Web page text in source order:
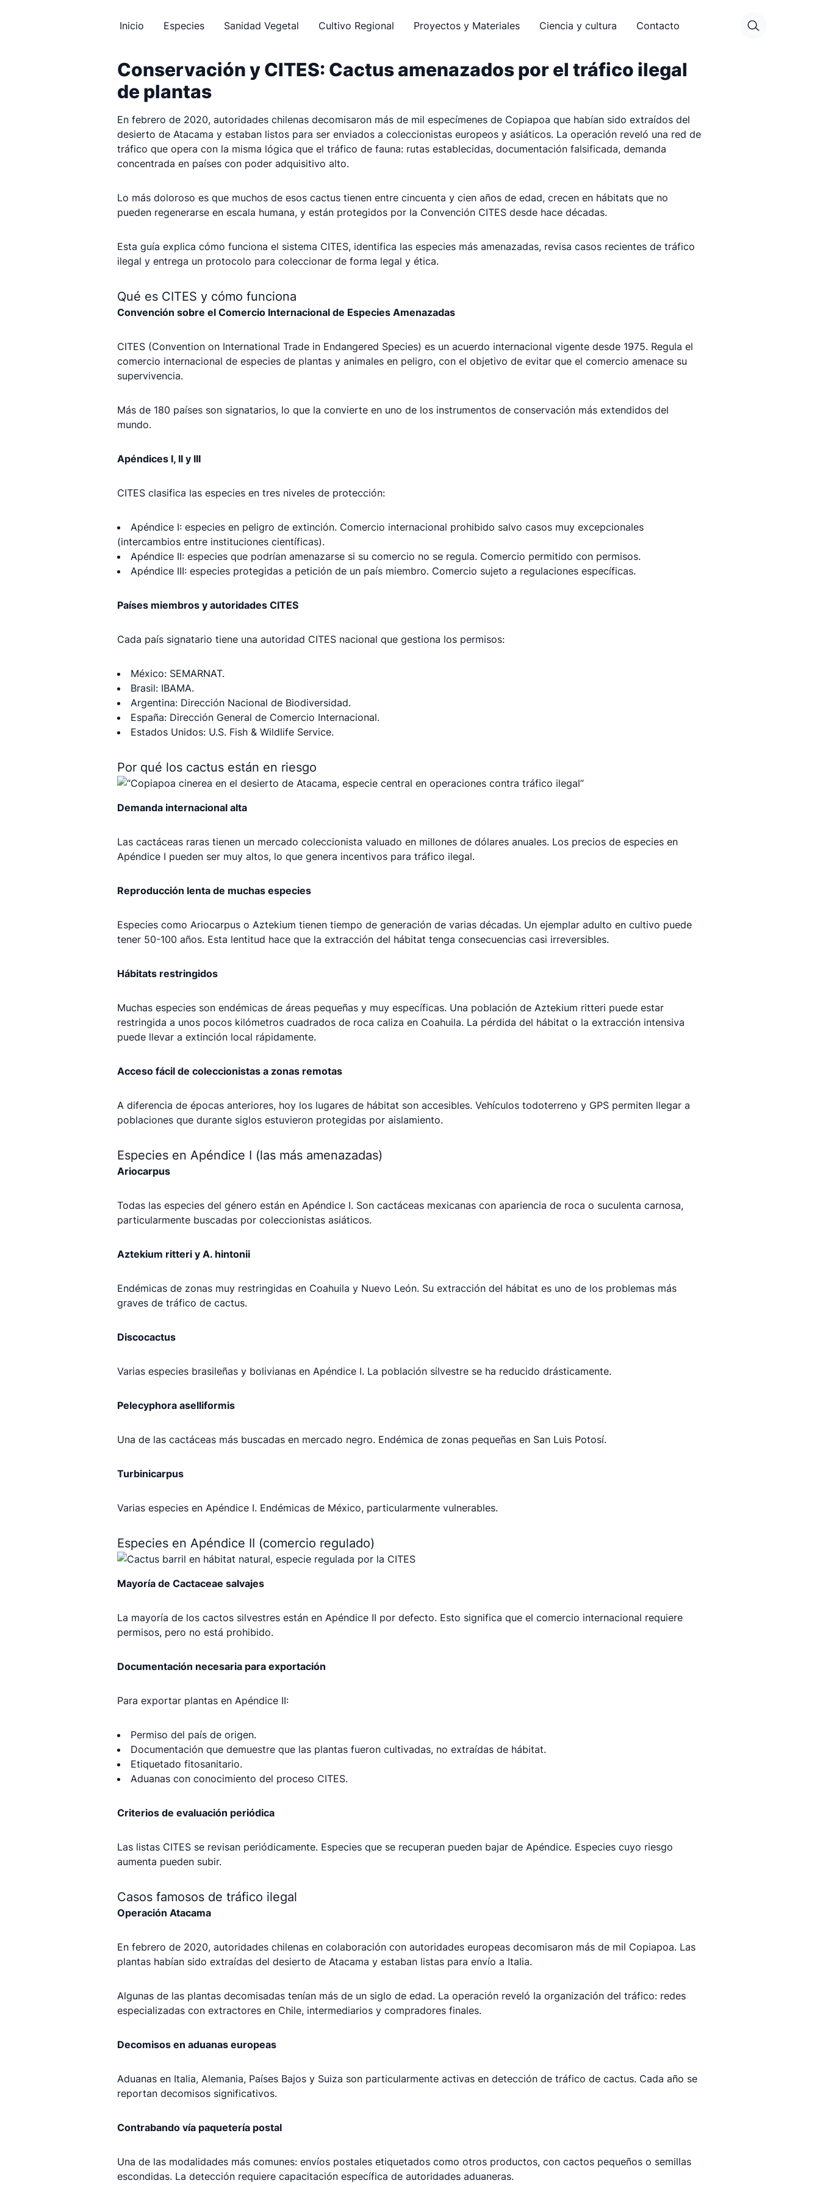
Inicio Especies Sanidad Vegetal Cultivo Regional Proyectos y Materiales Ciencia y cultura Contacto
Conservación y CITES: Cactus amenazados por el tráfico ilegal
de plantas
En febrero de 2020, autoridades chilenas decomisaron más de mil especímenes de Copiapoa que habían sido extraídos del
desierto de Atacama y estaban listos para ser enviados a coleccionistas europeos y asiáticos. La operación reveló una red de
tráfico que opera con la misma lógica que el tráfico de fauna: rutas establecidas, documentación falsificada, demanda
concentrada en países con poder adquisitivo alto.
Lo más doloroso es que muchos de esos cactus tienen entre cincuenta y cien años de edad, crecen en hábitats que no
pueden regenerarse en escala humana, y están protegidos por la Convención CITES desde hace décadas.
Esta guía explica cómo funciona el sistema CITES, identifica las especies más amenazadas, revisa casos recientes de tráfico
ilegal y entrega un protocolo para coleccionar de forma legal y ética.
Qué es CITES y cómo funciona
Convención sobre el Comercio Internacional de Especies Amenazadas
CITES (Convention on International Trade in Endangered Species) es un acuerdo internacional vigente desde 1975. Regula el
comercio internacional de especies de plantas y animales en peligro, con el objetivo de evitar que el comercio amenace su
supervivencia.
Más de 180 países son signatarios, lo que la convierte en uno de los instrumentos de conservación más extendidos del
mundo.
Apéndices I, II y III
CITES clasifica las especies en tres niveles de protección:
Apéndice I: especies en peligro de extinción. Comercio internacional prohibido salvo casos muy excepcionales
(intercambios entre instituciones científicas).
Apéndice II: especies que podrían amenazarse si su comercio no se regula. Comercio permitido con permisos.
Apéndice III: especies protegidas a petición de un país miembro. Comercio sujeto a regulaciones específicas.
Países miembros y autoridades CITES
Cada país signatario tiene una autoridad CITES nacional que gestiona los permisos:
México: SEMARNAT.
Brasil: IBAMA.
Argentina: Dirección Nacional de Biodiversidad.
España: Dirección General de Comercio Internacional.
Estados Unidos: U.S. Fish & Wildlife Service.
Por qué los cactus están en riesgo
Demanda internacional alta
Las cactáceas raras tienen un mercado coleccionista valuado en millones de dólares anuales. Los precios de especies en
Apéndice I pueden ser muy altos, lo que genera incentivos para tráfico ilegal.
Reproducción lenta de muchas especies
Especies como Ariocarpus o Aztekium tienen tiempo de generación de varias décadas. Un ejemplar adulto en cultivo puede
tener 50-100 años. Esta lentitud hace que la extracción del hábitat tenga consecuencias casi irreversibles.
Hábitats restringidos
Muchas especies son endémicas de áreas pequeñas y muy específicas. Una población de Aztekium ritteri puede estar
restringida a unos pocos kilómetros cuadrados de roca caliza en Coahuila. La pérdida del hábitat o la extracción intensiva
puede llevar a extinción local rápidamente.
Acceso fácil de coleccionistas a zonas remotas
A diferencia de épocas anteriores, hoy los lugares de hábitat son accesibles. Vehículos todoterreno y GPS permiten llegar a
poblaciones que durante siglos estuvieron protegidas por aislamiento.
Especies en Apéndice I (las más amenazadas)
Ariocarpus
Todas las especies del género están en Apéndice I. Son cactáceas mexicanas con apariencia de roca o suculenta carnosa,
particularmente buscadas por coleccionistas asiáticos.
Aztekium ritteri y A. hintonii
Endémicas de zonas muy restringidas en Coahuila y Nuevo León. Su extracción del hábitat es uno de los problemas más
graves de tráfico de cactus.
Discocactus
Varias especies brasileñas y bolivianas en Apéndice I. La población silvestre se ha reducido drásticamente.
Pelecyphora aselliformis
Una de las cactáceas más buscadas en mercado negro. Endémica de zonas pequeñas en San Luis Potosí.
Turbinicarpus
Varias especies en Apéndice I. Endémicas de México, particularmente vulnerables.
Especies en Apéndice II (comercio regulado)
Mayoría de Cactaceae salvajes
La mayoría de los cactos silvestres están en Apéndice II por defecto. Esto significa que el comercio internacional requiere
permisos, pero no está prohibido.
Documentación necesaria para exportación
Para exportar plantas en Apéndice II:
Permiso del país de origen.
Documentación que demuestre que las plantas fueron cultivadas, no extraídas de hábitat.
Etiquetado fitosanitario.
Aduanas con conocimiento del proceso CITES.
Criterios de evaluación periódica
Las listas CITES se revisan periódicamente. Especies que se recuperan pueden bajar de Apéndice. Especies cuyo riesgo
aumenta pueden subir.
Casos famosos de tráfico ilegal
Operación Atacama
En febrero de 2020, autoridades chilenas en colaboración con autoridades europeas decomisaron más de mil Copiapoa. Las
plantas habían sido extraídas del desierto de Atacama y estaban listas para envío a Italia.
Algunas de las plantas decomisadas tenían más de un siglo de edad. La operación reveló la organización del tráfico: redes
especializadas con extractores en Chile, intermediarios y compradores finales.
Decomisos en aduanas europeas
Aduanas en Italia, Alemania, Países Bajos y Suiza son particularmente activas en detección de tráfico de cactus. Cada año se
reportan decomisos significativos.
Contrabando vía paquetería postal
Una de las modalidades más comunes: envíos postales etiquetados como otros productos, con cactos pequeños o semillas
escondidas. La detección requiere capacitación específica de autoridades aduaneras.